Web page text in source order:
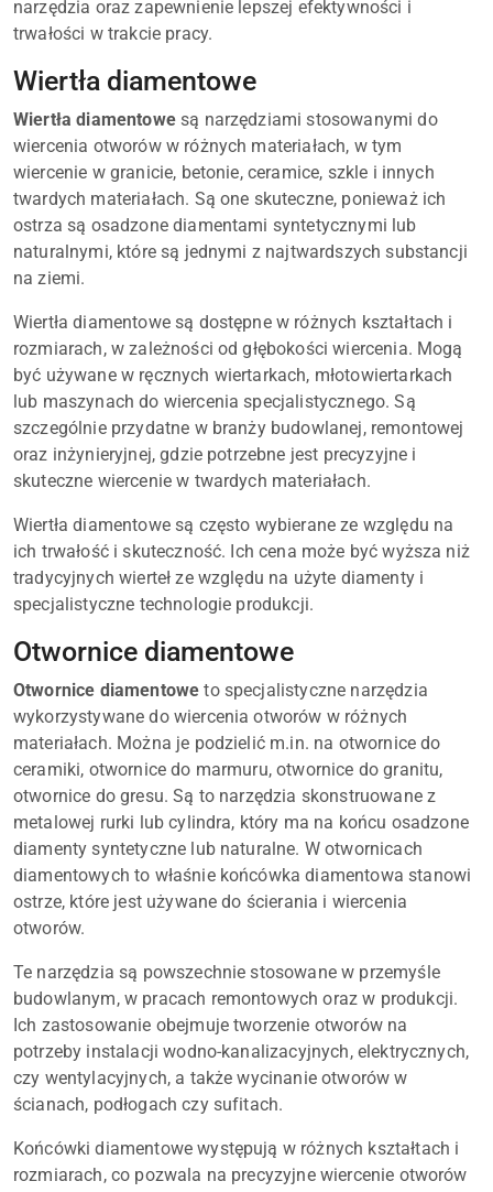
narzędzia oraz zapewnienie lepszej efektywności i
trwałości w trakcie pracy.
Wiertła diamentowe
Wiertła diamentowesą narzędziami stosowanymi do
wiercenia otworów w różnych materiałach, w tym
wiercenie w granicie, betonie, ceramice, szkle i innych
twardych materiałach. Są one skuteczne, ponieważ ich
ostrza są osadzone diamentami syntetycznymi lub
naturalnymi, które są jednymi z najtwardszych substancji
na ziemi.
Wiertła diamentowe są dostępne w różnych kształtach i
rozmiarach, w zależności od głębokości wiercenia. Mogą
być używane w ręcznych wiertarkach, młotowiertarkach
lub maszynach do wiercenia specjalistycznego. Są
szczególnie przydatne w branży budowlanej, remontowej
oraz inżynieryjnej, gdzie potrzebne jest precyzyjne i
skuteczne wiercenie w twardych materiałach.
Wiertła diamentowe są często wybierane ze względu na
ich trwałość i skuteczność. Ich cena może być wyższa niż
tradycyjnych wierteł ze względu na użyte diamenty i
specjalistyczne technologie produkcji.
Otwornice diamentowe
Otwornice diamentowe to specjalistyczne narzędzia
wykorzystywane do wiercenia otworów w różnych
materiałach. Można je podzielić m.in. na otwornice do
ceramiki, otwornice do marmuru, otwornice do granitu,
otwornice do gresu. Są to narzędzia skonstruowane z
metalowej rurki lub cylindra, który ma na końcu osadzone
diamenty syntetyczne lub naturalne. W otwornicach
diamentowych to właśnie końcówka diamentowa stanowi
ostrze, które jest używane do ścierania i wiercenia
otworów.
Te narzędzia są powszechnie stosowane w przemyśle
budowlanym, w pracach remontowych oraz w produkcji.
Ich zastosowanie obejmuje tworzenie otworów na
potrzeby instalacji wodno-kanalizacyjnych, elektrycznych,
czy wentylacyjnych, a także wycinanie otworów w
ścianach, podłogach czy sufitach.
Końcówki diamentowe występują w różnych kształtach i
rozmiarach, co pozwala na precyzyjne wiercenie otworów